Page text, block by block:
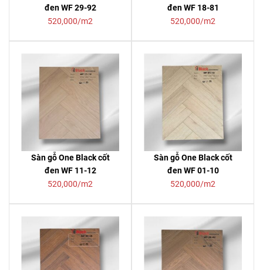
đen WF 29-92
520,000/m2
đen WF 18-81
520,000/m2
Sàn gỗ One Black cốt
đen WF 11-12
520,000/m2
Sàn gỗ One Black cốt
đen WF 01-10
520,000/m2